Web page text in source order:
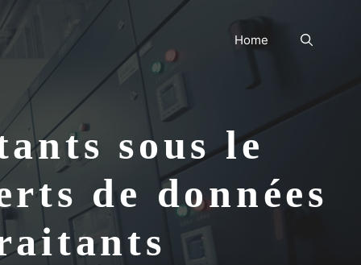
Home
sous le
de données